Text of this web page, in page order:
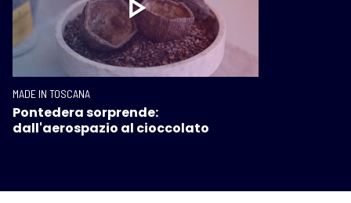
MADE IN TOSCANA
Pontedera sorprende:
dall'aerospazio al cioccolato